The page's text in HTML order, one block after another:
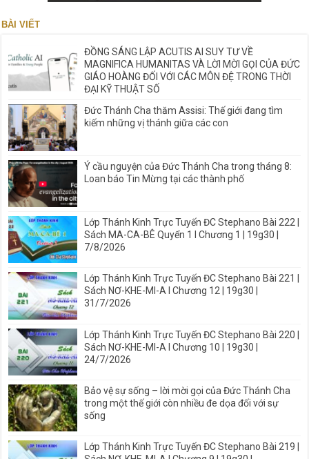
BÀI VIẾT
ĐỒNG SÁNG LẬP ACUTIS AI SUY TƯ VỀ
MAGNIFICA HUMANITAS VÀ LỜI MỜI GỌI CỦA ĐỨC
GIÁO HOÀNG ĐỐI VỚI CÁC MÔN ĐỆ TRONG THỜI
ĐẠI KỸ THUẬT SỐ
Đức Thánh Cha thăm Assisi: Thế giới đang tìm
kiếm những vị thánh giữa các con
Ý cầu nguyện của Đức Thánh Cha trong tháng 8:
Loan báo Tin Mừng tại các thành phố
Lớp Thánh Kinh Trực Tuyến ĐC Stephano Bài 222 |
Sách MA-CA-BÊ Quyển 1 I Chương 1 | 19g30 |
7/8/2026
Lớp Thánh Kinh Trực Tuyến ĐC Stephano Bài 221 |
Sách NƠ-KHE-MI-A I Chương 12 | 19g30 |
31/7/2026
Lớp Thánh Kinh Trực Tuyến ĐC Stephano Bài 220 |
Sách NƠ-KHE-MI-A I Chương 10 | 19g30 |
24/7/2026
Bảo vệ sự sống – lời mời gọi của Đức Thánh Cha
trong một thế giới còn nhiều đe dọa đối với sự
sống
Lớp Thánh Kinh Trực Tuyến ĐC Stephano Bài 219 |